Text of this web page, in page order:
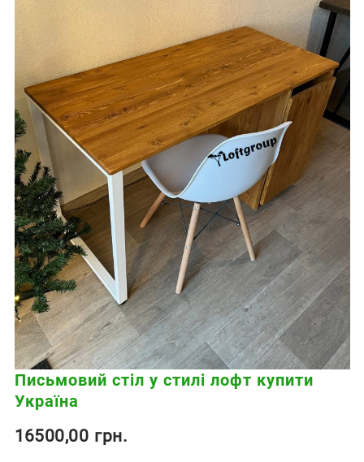
Письмовий стіл у стилі лофт купити
Україна
16500,00 грн.